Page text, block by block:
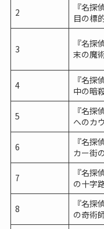
2
『名探
目の標
3
『名探
末の魔
4
『名探
中の暗
5
『名探
へのカ
6
『名探
カー街
7
『名探
の十字
8
『名探
の奇術